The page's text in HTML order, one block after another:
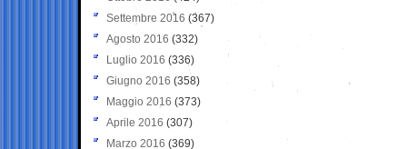
Settembre 2016 (367)
Agosto 2016 (332)
Luglio 2016 (336)
Giugno 2016 (358)
Maggio 2016 (373)
Aprile 2016 (307)
Marzo 2016 (369)